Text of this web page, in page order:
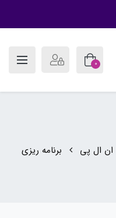
0
ان ال پی
برنامه ریزی